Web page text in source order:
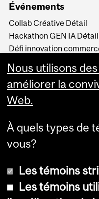
Événements
Collab Créative Détail
Hackathon GEN IA Détail
Défi innovation
Sommets du commerce
détail
Nous utilisons
améliorer la
Web.
À quels types de
vous?
Les témoins
Les témoins